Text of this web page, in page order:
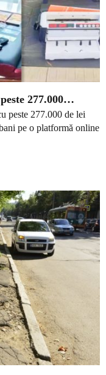
277.000…
peste 277.000 de lei
pe o platformă online